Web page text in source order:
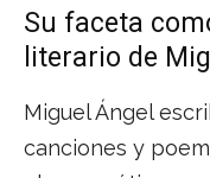
Su faceta
literario de
Miguel Ángel
canciones y